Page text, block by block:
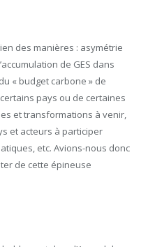
des manières : asymétrie
de GES dans
« budget carbone » de
pays ou de certaines
et transformations à venir,
et acteurs à participer
etc. Avions-nous donc
de cette épineuse